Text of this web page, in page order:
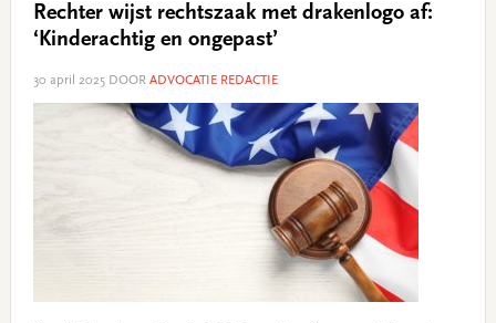
Rechter wijst rechtszaak met drakenlogo af:
‘Kinderachtig en ongepast’
30 april 2025DOOR ADVOCATIE REDACTIE